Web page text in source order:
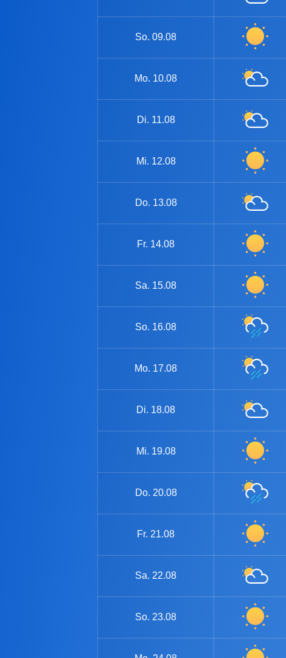
So. 09.08
Mo. 10.08
Di. 11.08
Mi. 12.08
Do. 13.08
Fr. 14.08
Sa. 15.08
So. 16.08
Mo. 17.08
Di. 18.08
Mi. 19.08
Do. 20.08
Fr. 21.08
Sa. 22.08
So. 23.08